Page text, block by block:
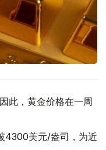
此，黄金价格在一周
4300美元/盎司，为近